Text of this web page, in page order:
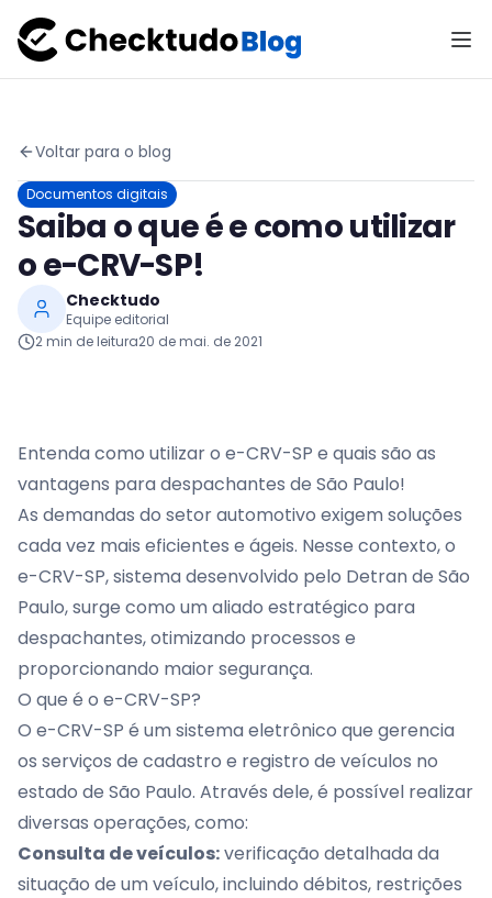
Voltar para o blog
Documentos digitais
Saiba o que é e como utilizar
o e-CRV-SP!
Checktudo
Equipe editorial
2 min de leitura20 de mai. de 2021
Entenda como utilizar o e-CRV-SP e quais são as
vantagens para despachantes de São Paulo!
As demandas do setor automotivo exigem soluções
cada vez mais eficientes e ágeis. Nesse contexto, o
e-CRV-SP, sistema desenvolvido pelo Detran de São
Paulo, surge como um aliado estratégico para
despachantes, otimizando processos e
proporcionando maior segurança.
O que é o e-CRV-SP?
O e-CRV-SP é um sistema eletrônico que gerencia
os serviços de cadastro e registro de veículos no
estado de São Paulo. Através dele, é possível realizar
diversas operações, como:
Consulta de veículos:verificação detalhada da
situação de um veículo, incluindo débitos, restrições